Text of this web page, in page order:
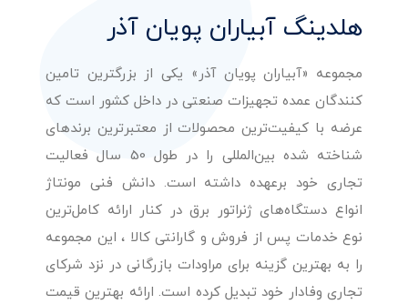
هلدینگ آبیاران پویان آذر
مجموعه «آبیاران پویان آذر» یکی از بزرگترین تامین
کنندگان عمده تجهیزات صنعتی در داخل کشور است که
عرضه با کیفیت‌ترین محصولات از معتبرترین برندهای
شناخته شده بین‌المللی را در طول 50 سال فعالیت
تجاری خود برعهده داشته است. دانش فنی مونتاژ
انواع دستگاه‌های ژنراتور برق در کنار ارائه کامل‌ترین
نوع خدمات پس از فروش و گارانتی کالا ، این مجموعه
را به بهترین گزینه برای مراودات بازرگانی در نزد شرکای
تجاری وفادار خود تبدیل کرده است. ارائه بهترین قیمت